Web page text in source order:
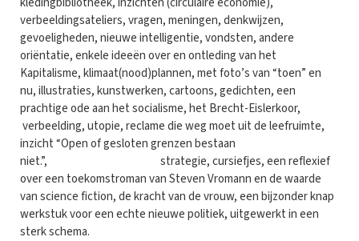
verbeeldingsateliers, vragen, meningen, denkwijzen,
gevoeligheden, nieuwe intelligentie, vondsten, andere
oriëntatie, enkele ideeën over en ontleding van het
Kapitalisme, klimaat(nood)plannen, met foto’s van “toen” en
nu, illustraties, kunstwerken, cartoons, gedichten, een
prachtige ode aan het socialisme, het Brecht-Eislerkoor,
verbeelding, utopie, reclame die weg moet uit de leefruimte,
inzicht “Open of gesloten grenzen bestaan
niet.”, strategie, cursiefjes, een reflexief
over een toekomstroman van Steven Vromann en de waarde
van science fiction, de kracht van de vrouw, een bijzonder knap
werkstuk voor een echte nieuwe politiek, uitgewerkt in een
sterk schema.